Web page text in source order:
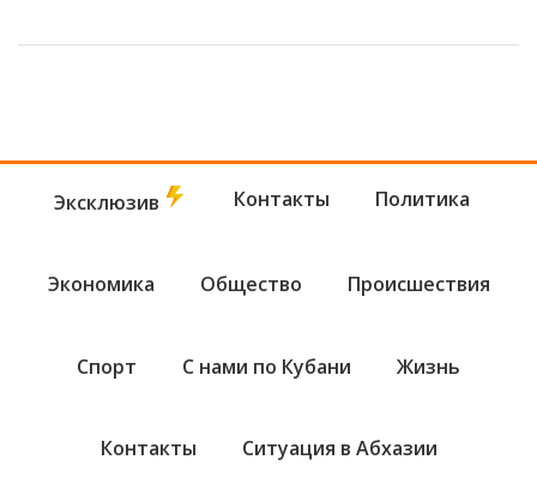
Эксклюзив Контакты Политика
Экономика Общество Происшествия
Спорт С нами по Кубани Жизнь
Контакты Ситуация в Абхазии